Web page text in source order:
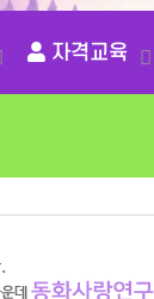
자격교육